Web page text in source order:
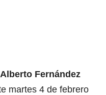
Alberto Fernández
martes 4 de febrero